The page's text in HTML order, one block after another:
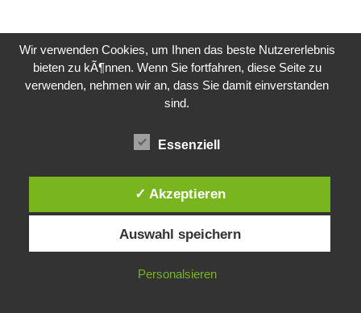
Wir verwenden Cookies, um Ihnen das beste Nutzererlebnis
bieten zu kÃ¶nnen. Wenn Sie fortfahren, diese Seite zu
verwenden, nehmen wir an, dass Sie damit einverstanden
sind.
Essenziell
✓ Akzeptieren
Auswahl speichern
Personalsieren